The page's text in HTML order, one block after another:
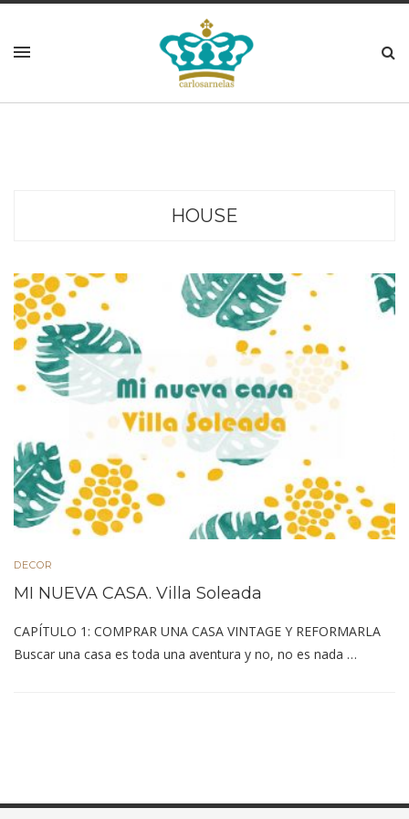
HOUSE
DECOR
MI NUEVA CASA. Villa Soleada
CAPÍTULO 1: COMPRAR UNA CASA VINTAGE Y REFORMARLA
Buscar una casa es toda una aventura y no, no es nada …